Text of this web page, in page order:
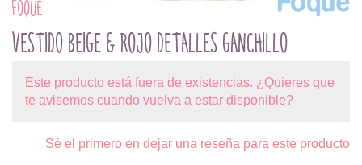
FOQUE
VESTIDO BEIGE & ROJO DETALLES GANCHILLO
Este producto está fuera de existencias. ¿Quieres que
te avisemos cuando vuelva a estar disponible?
Sé el primero en dejar una reseña para este producto